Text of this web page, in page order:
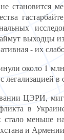
становится
выходцы
- их
около 1
легализацией в
ЦЭРИ,
в
стало меньше
и